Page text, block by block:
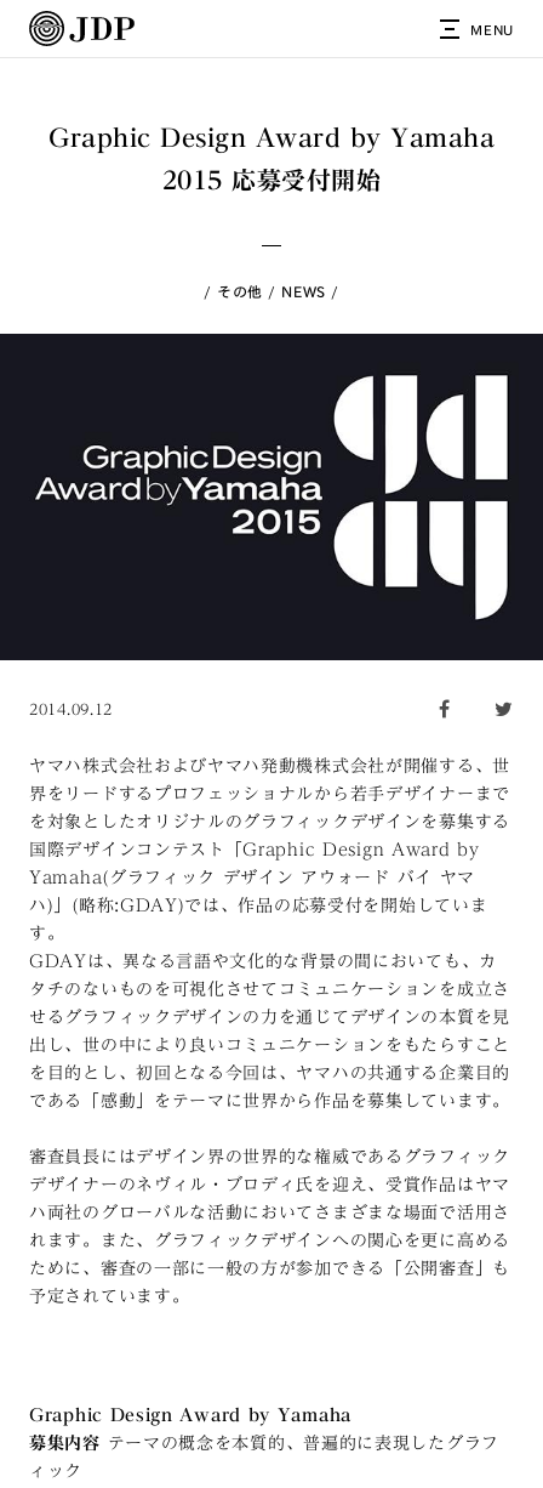
MENU
Graphic Design Award by Yamaha
2015 応募受付開始
その他 NEWS
2014.09.12
ヤマハ株式会社およびヤマハ発動機株式会社が開催する、世
界をリードするプロフェッショナルから若手デザイナーまで
を対象としたオリジナルのグラフィックデザインを募集する
国際デザインコンテスト「Graphic Design Award by
Yamaha(グラフィック デザイン アウォード バイ ヤマ
ハ)」(略称:GDAY)では、作品の応募受付を開始していま
す。
GDAYは、異なる言語や文化的な背景の間においても、カ
タチのないものを可視化させてコミュニケーションを成立さ
せるグラフィックデザインの力を通じてデザインの本質を見
出し、世の中により良いコミュニケーションをもたらすこと
を目的とし、初回となる今回は、ヤマハの共通する企業目的
である「感動」をテーマに世界から作品を募集しています。
審査員長にはデザイン界の世界的な権威であるグラフィック
デザイナーのネヴィル・ブロディ氏を迎え、受賞作品はヤマ
ハ両社のグローバルな活動においてさまざまな場面で活用さ
れます。また、グラフィックデザインへの関心を更に高める
ために、審査の一部に一般の方が参加できる「公開審査」も
予定されています。
Graphic Design Award by Yamaha
募集内容 テーマの概念を本質的、普遍的に表現したグラフ
ィック